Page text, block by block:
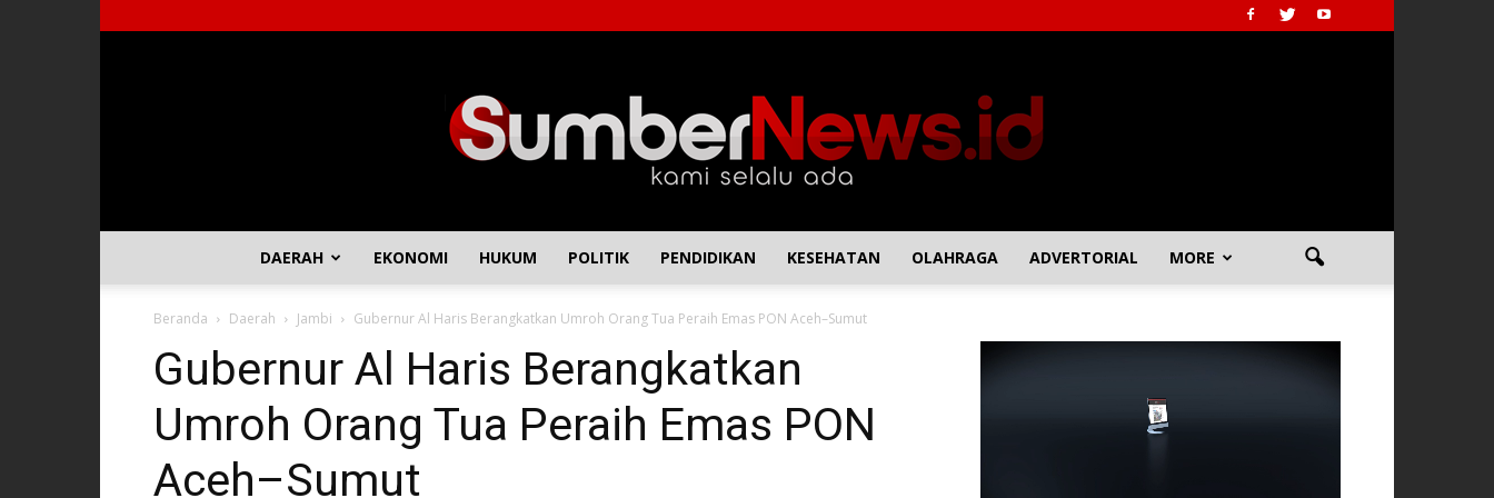
DAERAH EKONOMI HUKUM POLITIK PENDIDIKAN KESEHATAN OLAHRAGA ADVERTORIAL MORE
Beranda Daerah Jambi Gubernur Al Haris Berangkatkan Umroh Orang Tua Peraih Emas PON Aceh–Sumut
Gubernur Al Haris Berangkatkan
Umroh Orang Tua Peraih Emas PON
Aceh–Sumut